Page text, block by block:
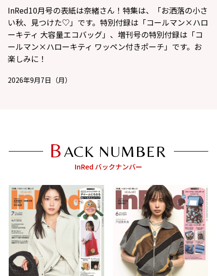
InRed10月号の表紙は奈緒さん！ 特集は、「お洒落の小さ
い秋、見つけた♡」です。特別付録は「コールマン×ハロ
ーキティ 大容量エコバッグ」、増刊号の特別付録は「コ
ールマン×ハローキティ ワッペン付きポーチ」です。お
楽しみに！
2026年9月7日（月）
BACK NUMBER